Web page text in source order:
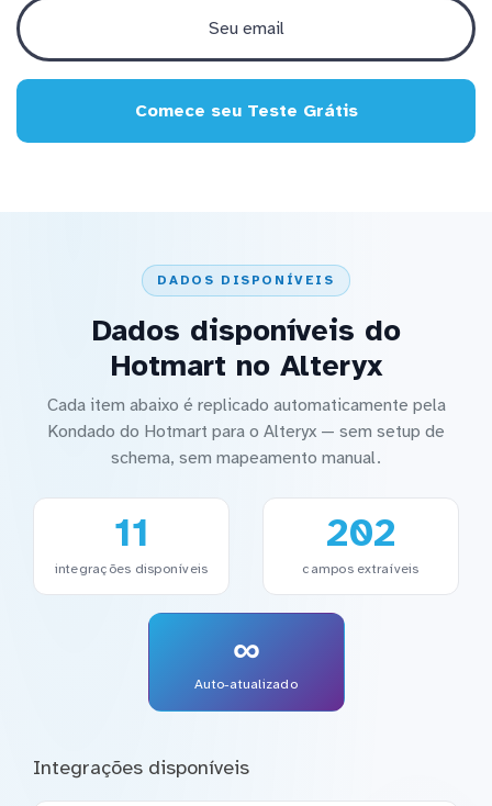
Comece seu Teste Grátis
DADOS DISPONÍVEIS
Dados disponíveis do
Hotmart no Alteryx
Cada item abaixo é replicado automaticamente pela
Kondado do Hotmart para o Alteryx — sem setup de
schema, sem mapeamento manual.
11
integrações disponíveis
202
campos extraíveis
∞
Auto-atualizado
Integrações disponíveis